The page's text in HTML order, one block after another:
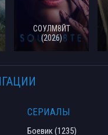
СОУЛМ8ЙТ
(2026)
СЕРИАЛЫ
Боевик (1235)